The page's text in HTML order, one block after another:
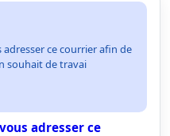
ce courrier afin de
souhait de travai
adresser ce